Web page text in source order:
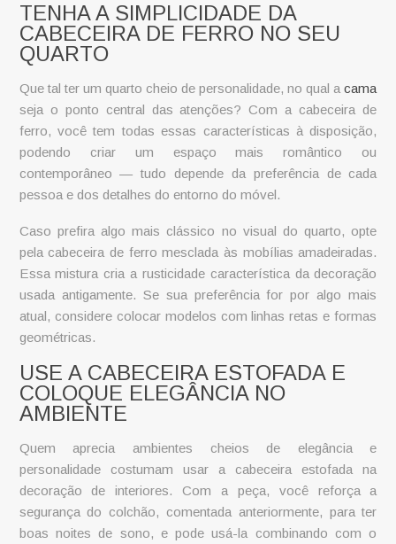
TENHA A SIMPLICIDADE DA
CABECEIRA DE FERRO NO SEU
QUARTO
Que tal ter um quarto cheio de personalidade, no qual acama
seja o ponto central das atenções? Com a cabeceira de
ferro, você tem todas essas características à disposição,
podendo criar um espaço mais romântico ou
contemporâneo — tudo depende da preferência de cada
pessoa e dos detalhes do entorno do móvel.
Caso prefira algo mais clássico no visual do quarto, opte
pela cabeceira de ferro mesclada às mobílias amadeiradas.
Essa mistura cria a rusticidade característica da decoração
usada antigamente. Se sua preferência for por algo mais
atual, considere colocar modelos com linhas retas e formas
geométricas.
USE A CABECEIRA ESTOFADA E
COLOQUE ELEGÂNCIA NO
AMBIENTE
Quem aprecia ambientes cheios de elegância e
personalidade costumam usar a cabeceira estofada na
decoração de interiores. Com a peça, você reforça a
segurança do colchão, comentada anteriormente, para ter
boas noites de sono, e pode usá-la combinando com o